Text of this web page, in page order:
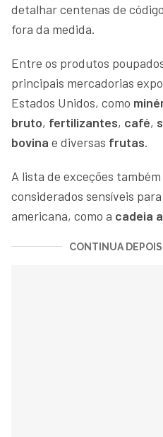
detalhar centenas de
fora da medida.
Entre os produtos
principais mercadorias
Estados Unidos, como
bruto, fertilizantes, café,
bovina e diversas frutas.
A lista de exceções
considerados sensíveis
americana, como a cadeia
CONTINUA